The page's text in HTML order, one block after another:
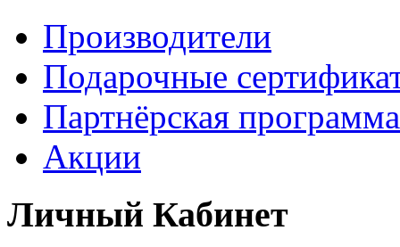
Производители
Подарочные
Партнёрская программа
Акции
Личный Кабинет